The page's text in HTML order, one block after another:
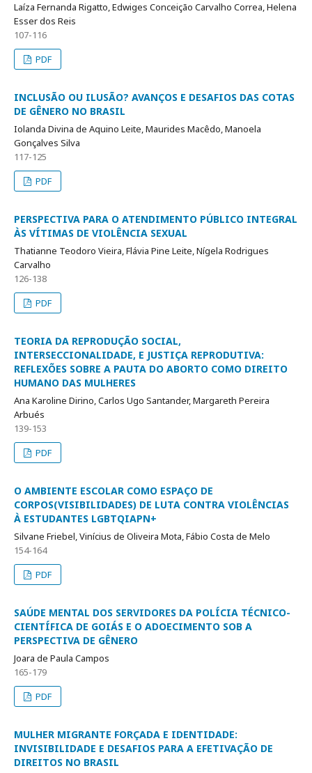
Laíza Fernanda Rigatto, Edwiges Conceição Carvalho Correa, Helena
Esser dos Reis
107-116
PDF
INCLUSÃO OU ILUSÃO? AVANÇOS E DESAFIOS DAS COTAS
DE GÊNERO NO BRASIL
Iolanda Divina de Aquino Leite, Maurides Macêdo, Manoela
Gonçalves Silva
117-125
PDF
PERSPECTIVA PARA O ATENDIMENTO PÚBLICO INTEGRAL
ÀS VÍTIMAS DE VIOLÊNCIA SEXUAL
Thatianne Teodoro Vieira, Flávia Pine Leite, Nígela Rodrigues
Carvalho
126-138
PDF
TEORIA DA REPRODUÇÃO SOCIAL,
INTERSECCIONALIDADE, E JUSTIÇA REPRODUTIVA:
REFLEXÕES SOBRE A PAUTA DO ABORTO COMO DIREITO
HUMANO DAS MULHERES
Ana Karoline Dirino, Carlos Ugo Santander, Margareth Pereira
Arbués
139-153
PDF
O AMBIENTE ESCOLAR COMO ESPAÇO DE
CORPOS(VISIBILIDADES) DE LUTA CONTRA VIOLÊNCIAS
À ESTUDANTES LGBTQIAPN+
Silvane Friebel, Vinícius de Oliveira Mota, Fábio Costa de Melo
154-164
PDF
SAÚDE MENTAL DOS SERVIDORES DA POLÍCIA TÉCNICO-
CIENTÍFICA DE GOIÁS E O ADOECIMENTO SOB A
PERSPECTIVA DE GÊNERO
Joara de Paula Campos
165-179
PDF
MULHER MIGRANTE FORÇADA E IDENTIDADE:
INVISIBILIDADE E DESAFIOS PARA A EFETIVAÇÃO DE
DIREITOS NO BRASIL